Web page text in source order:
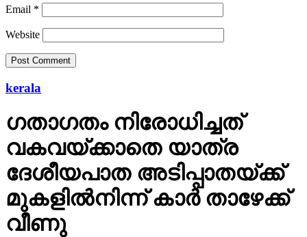
Email *
Website
kerala
ഗതാഗതം നിരോധിച്ചത്
വകവയ്ക്കാതെ യാത്ര
ദേശീയപാത അടിപ്പാതയ്ക്ക്
മുകളില്‍നിന്ന് കാര്‍ താഴേക്ക്
വീണു